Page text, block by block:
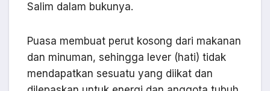
Salim dalam bukunya.
Puasa membuat perut kosong dari makanan
dan minuman, sehingga lever (hati) tidak
mendapatkan sesuatu yang diikat dan